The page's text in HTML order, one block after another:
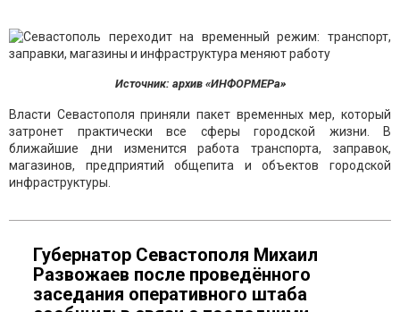
Источник: архив «ИНФОРМЕРа»
Власти Севастополя приняли пакет временных мер, который
затронет практически все сферы городской жизни. В
ближайшие дни изменится работа транспорта, заправок,
магазинов, предприятий общепита и объектов городской
инфраструктуры.
Губернатор Севастополя Михаил
Развожаев после проведённого
заседания оперативного штаба